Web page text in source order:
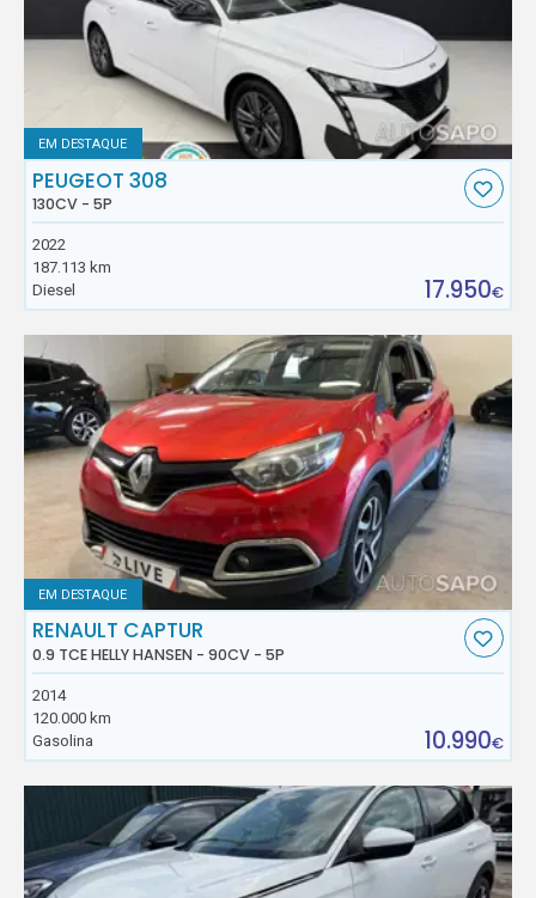
EM DESTAQUE
PEUGEOT 308
130CV - 5P
2022
187.113 km
Diesel
17.950€
EM DESTAQUE
RENAULT CAPTUR
0.9 TCE HELLY HANSEN - 90CV - 5P
2014
120.000 km
Gasolina
10.990€